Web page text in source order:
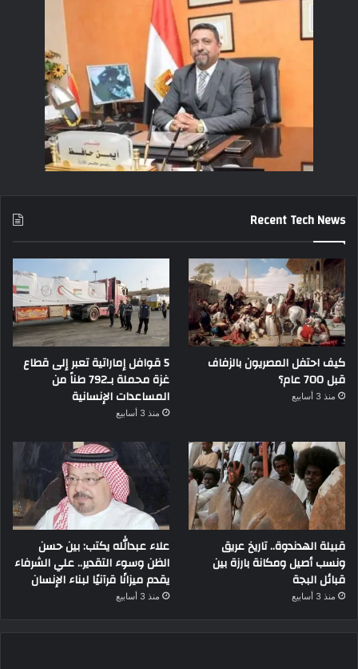
Recent Tech News
كيف احتفل المصريون بالزفاف
قبل 700 عام؟
منذ 3 أسابيع
5 قوافل إماراتية تعبر إلى قطاع
غزة محملة بـ792 طناً من
المساعدات الإنسانية
منذ 3 أسابيع
قبيلة الهدندوة.. تاريخ عريق
ونسب أصيل ومكانة بارزة بين
قبائل البجة
منذ 3 أسابيع
علاء عبدالله يكتب: بين حسن
الظن وسوء التقدير.. علي الشرفاء
يقدم ميزانًا قرآنيًا لبناء الإنسان
منذ 3 أسابيع